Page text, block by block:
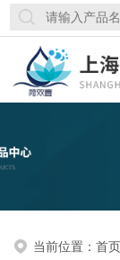
当前位置：首页